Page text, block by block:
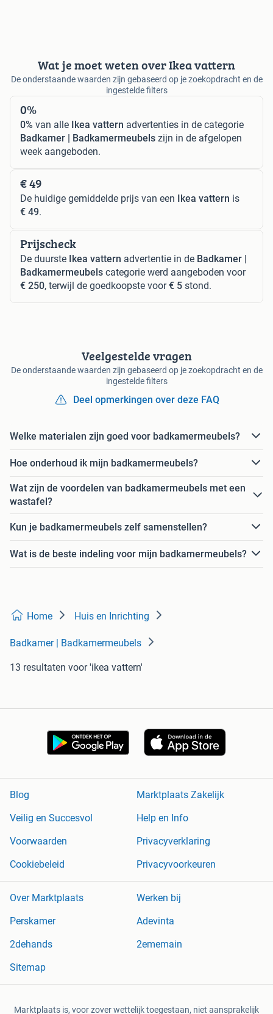
Wat je moet weten over Ikea vattern
De onderstaande waarden zijn gebaseerd op je zoekopdracht en de
ingestelde filters
0%
0% van alle Ikea vattern advertenties in de categorie
Badkamer | Badkamermeubels zijn in de afgelopen
week aangeboden.
€ 49
De huidige gemiddelde prijs van een Ikea vattern is
€ 49.
Prijscheck
De duurste Ikea vattern advertentie in de Badkamer |
Badkamermeubels categorie werd aangeboden voor
€ 250, terwijl de goedkoopste voor€ 5 stond.
Veelgestelde vragen
De onderstaande waarden zijn gebaseerd op je zoekopdracht en de
ingestelde filters
Deel opmerkingen over deze FAQ
Welke materialen zijn goed voor badkamermeubels?
Hoe onderhoud ik mijn badkamermeubels?
Wat zijn de voordelen van badkamermeubels met een
wastafel?
Kun je badkamermeubels zelf samenstellen?
Wat is de beste indeling voor mijn badkamermeubels?
Home Huis en Inrichting
Badkamer | Badkamermeubels
13 resultaten voor 'ikea vattern'
Blog
Marktplaats Zakelijk
Veilig en Succesvol
Help en Info
Voorwaarden
Privacyverklaring
Cookiebeleid
Privacyvoorkeuren
Over Marktplaats
Werken bij
Perskamer
Adevinta
2dehands
2ememain
Sitemap
Marktplaats is, voor zover wettelijk toegestaan, niet aansprakelijk